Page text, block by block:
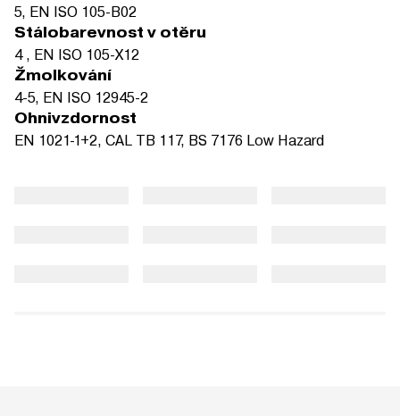
5, EN ISO 105-B02
Stálobarevnost v otěru
4 , EN ISO 105-X12
Žmolkování
4-5, EN ISO 12945-2
Ohnivzdornost
EN 1021-1+2, CAL TB 117, BS 7176 Low Hazard